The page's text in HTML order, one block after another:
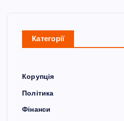
Категорії
Корупція
Політика
Фінанси